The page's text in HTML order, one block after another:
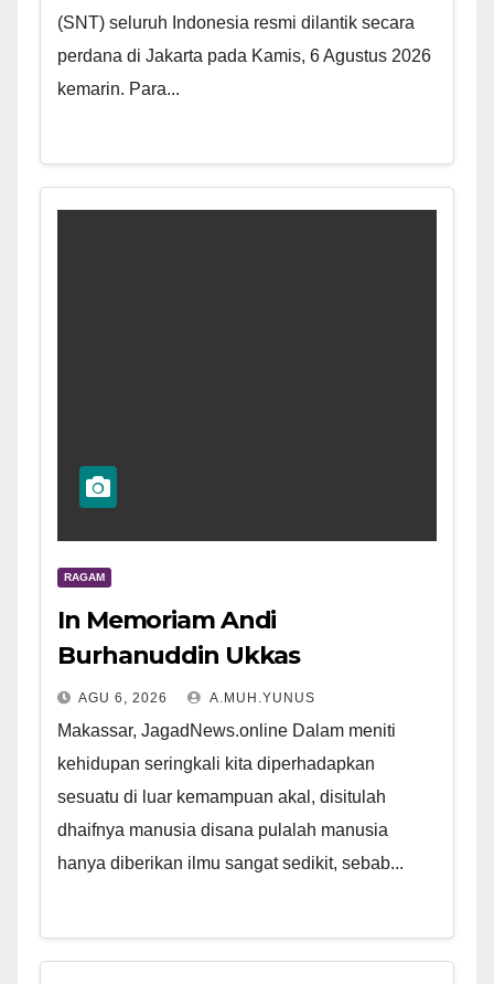
(SNT) seluruh Indonesia resmi dilantik secara
perdana di Jakarta pada Kamis, 6 Agustus 2026
kemarin. Para...
RAGAM
In Memoriam Andi
Burhanuddin Ukkas
AGU 6, 2026 A.MUH.YUNUS
Makassar, JagadNews.online Dalam meniti
kehidupan seringkali kita diperhadapkan
sesuatu di luar kemampuan akal, disitulah
dhaifnya manusia disana pulalah manusia
hanya diberikan ilmu sangat sedikit, sebab...